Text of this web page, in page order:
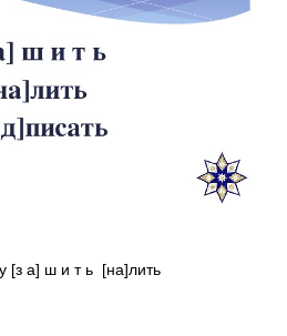
[з а] ш и т ь [на]лить